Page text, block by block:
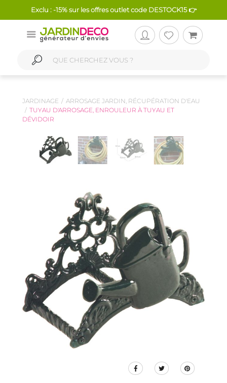
Exclu : -15% sur les offres outlet code DESTOCK15 👉
JARDINAGE
ARROSAGE JARDIN, RÉCUPÉRATION D'EAU
TUYAU D'ARROSAGE, ENROULEUR À TUYAU ET
DÉVIDOIR